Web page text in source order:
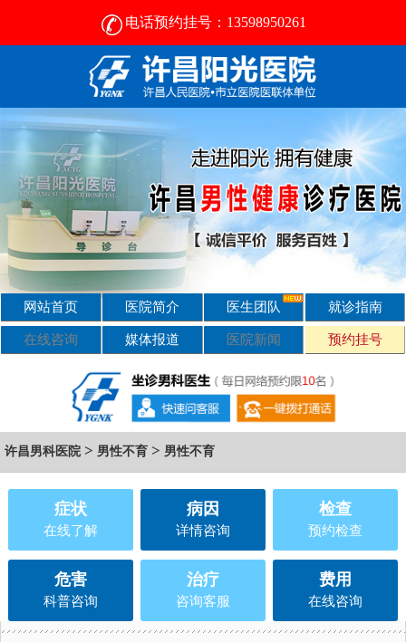
电话预约挂号：13598950261
许昌比较好的男性医院-2024正规男科医院排名-许昌阳光医院
网站首页 医院简介 医生团队 就诊指南
在线咨询 媒体报道 医院新闻 预约挂号
许昌男科医院 > 男性不育 > 男性不育
症状
在线了解
病因
详情咨询
检查
预约检查
危害
科普咨询
治疗
咨询客服
费用
在线咨询